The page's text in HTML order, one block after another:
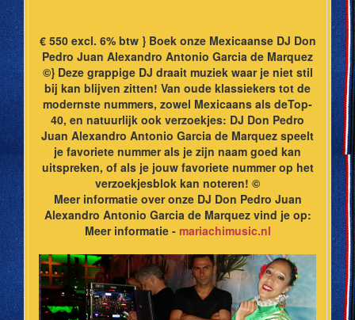
€ 550 excl. 6% btw } Boek onze Mexicaanse DJ Don
Pedro Juan Alexandro Antonio Garcia de Marquez
©} Deze grappige DJ draait muziek waar je niet stil
bij kan blijven zitten! Van oude klassiekers tot de
modernste nummers, zowel Mexicaans als deTop-
40, en natuurlijk ook verzoekjes: DJ Don Pedro
Juan Alexandro Antonio Garcia de Marquez speelt
je favoriete nummer als je zijn naam goed kan
uitspreken, of als je jouw favoriete nummer op het
verzoekjesblok kan noteren! ©
Meer informatie over onze DJ Don Pedro Juan
Alexandro Antonio Garcia de Marquez vind je op:
Meer informatie - mariachimusic.nl